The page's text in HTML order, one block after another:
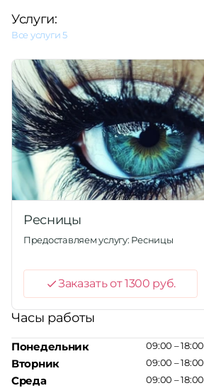
Услуги:
Все услуги5
Ресницы
Предоставляем услугу: Ресницы
Заказать от 1300 руб.
Часы работы
Понедельник
Вторник
Среда
09:00 – 18:00
09:00 – 18:00
09:00 – 18:00